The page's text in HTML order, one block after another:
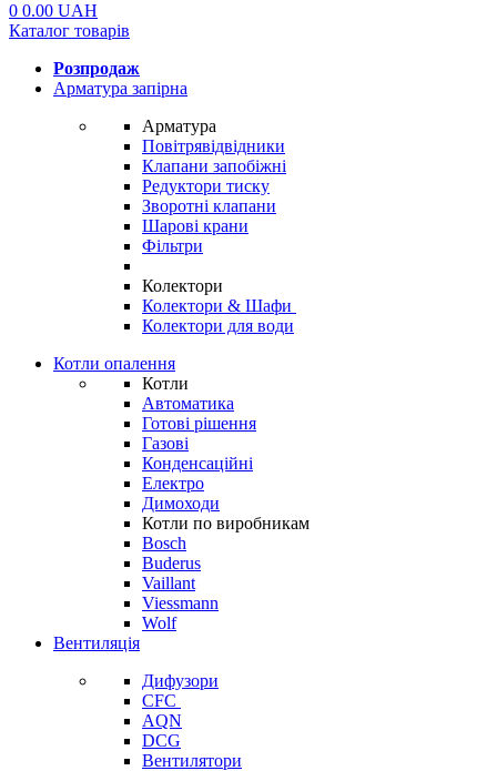
0 0.00 UAH
Каталог товарів
Розпродаж
Арматура запірна
Арматура
Повітрявідвідники
Клапани запобіжні
Редуктори тиску
Зворотні клапани
Шарові крани
Фільтри
Колектори
Колектори & Шафи
Колектори для води
Котли опалення
Котли
Автоматика
Готові рішення
Газові
Конденсаційні
Електро
Димоходи
Котли по виробникам
Bosch
Buderus
Vaillant
Viessmann
Wolf
Вентиляція
Дифузори
CFC
AQN
DCG
Вентилятори